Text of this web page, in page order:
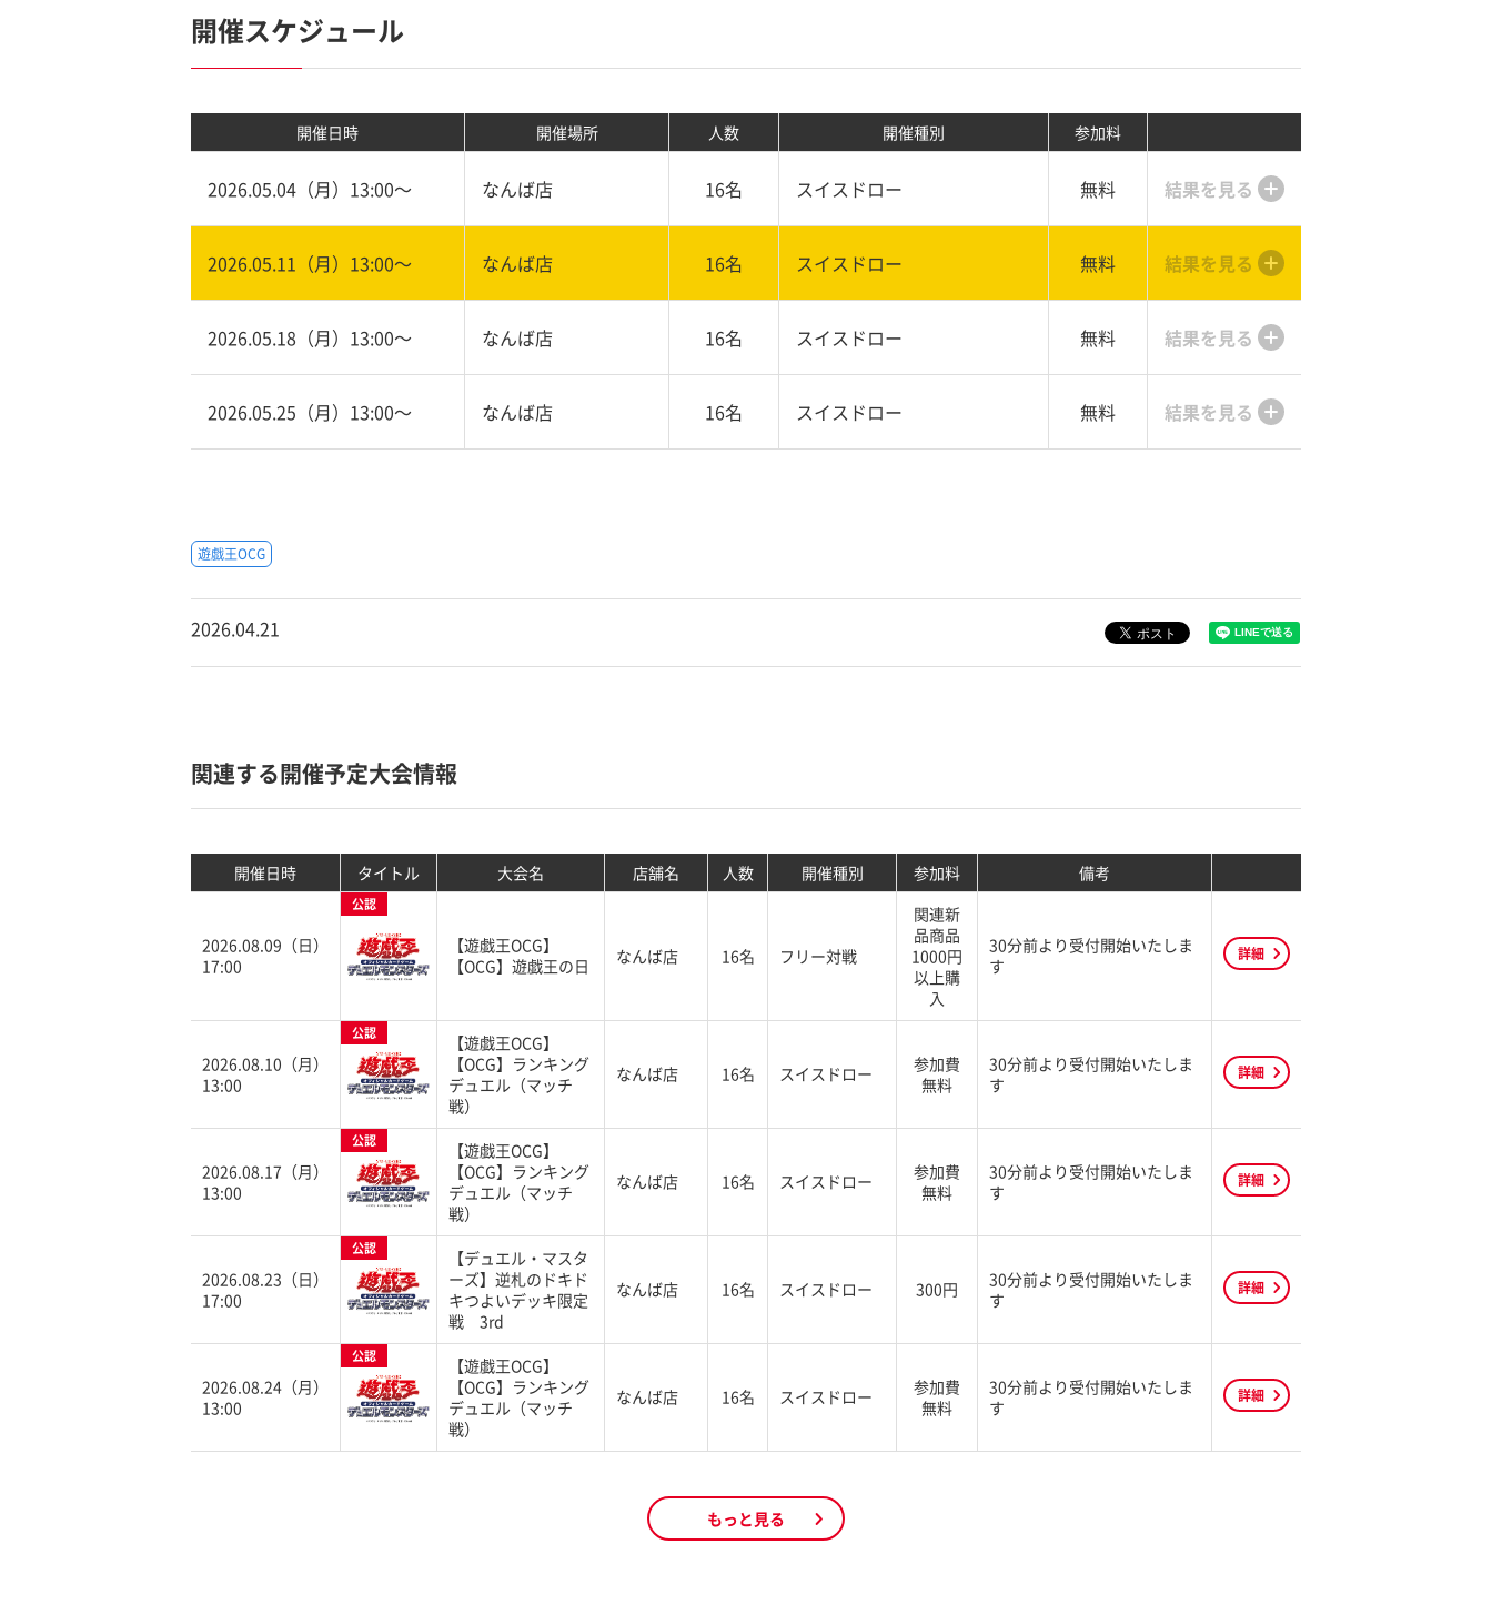
開催スケジュール
開催日時 開催場所 人数 開催種別 参加料
2026.05.04（月）13:00〜 なんば店 16名 スイスドロー 無料 結果を見る
2026.05.11（月）13:00〜 なんば店 16名 スイスドロー 無料 結果を見る
2026.05.18（月）13:00〜 なんば店 16名 スイスドロー 無料 結果を見る
2026.05.25（月）13:00〜 なんば店 16名 スイスドロー 無料 結果を見る
遊戯王OCG
2026.04.21
関連する開催予定大会情報
開催日時 タイトル 大会名 店舗名 人数 開催種別 参加料 備考
2026.08.09（日）
17:00
公認
【遊戯王OCG】
【OCG】遊戯王の日
なんば店 16名 フリー対戦
関連新
品商品
1000円
以上購
入
30分前より受付開始いたしま
す
詳細
2026.08.10（月）
13:00
公認
【遊戯王OCG】
【OCG】ランキング
デュエル（マッチ
戦）
なんば店 16名 スイスドロー
参加費
無料
30分前より受付開始いたしま
す
詳細
2026.08.17（月）
13:00
公認
【遊戯王OCG】
【OCG】ランキング
デュエル（マッチ
戦）
なんば店 16名 スイスドロー
参加費
無料
30分前より受付開始いたしま
す
詳細
2026.08.23（日）
17:00
公認
【デュエル・マスタ
ーズ】逆札のドキド
キつよいデッキ限定
戦 3rd
なんば店 16名 スイスドロー 300円
30分前より受付開始いたしま
す
詳細
2026.08.24（月）
13:00
公認
【遊戯王OCG】
【OCG】ランキング
デュエル（マッチ
戦）
なんば店 16名 スイスドロー
参加費
無料
30分前より受付開始いたしま
す
詳細
もっと見る